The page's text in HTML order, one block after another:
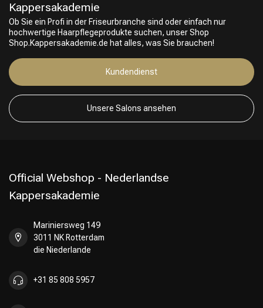
Umformung
Kappersakademie
Ob Sie ein Profi in der Friseurbranche sind oder einfach nur
hochwertige Haarpflegeprodukte suchen, unser Shop
Shop.Kappersakademie.de hat alles, was Sie brauchen!
Kundendienst
Unsere Salons ansehen
Official Webshop - Nederlandse
Kappersakademie
Mariniersweg 149
3011 NK Rotterdam
die Niederlande
+31 85 808 5957